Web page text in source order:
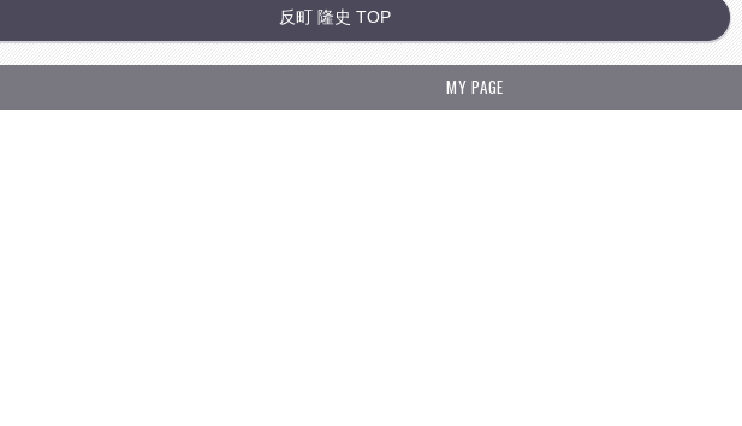
反町 隆史 TOP
MY PAGE